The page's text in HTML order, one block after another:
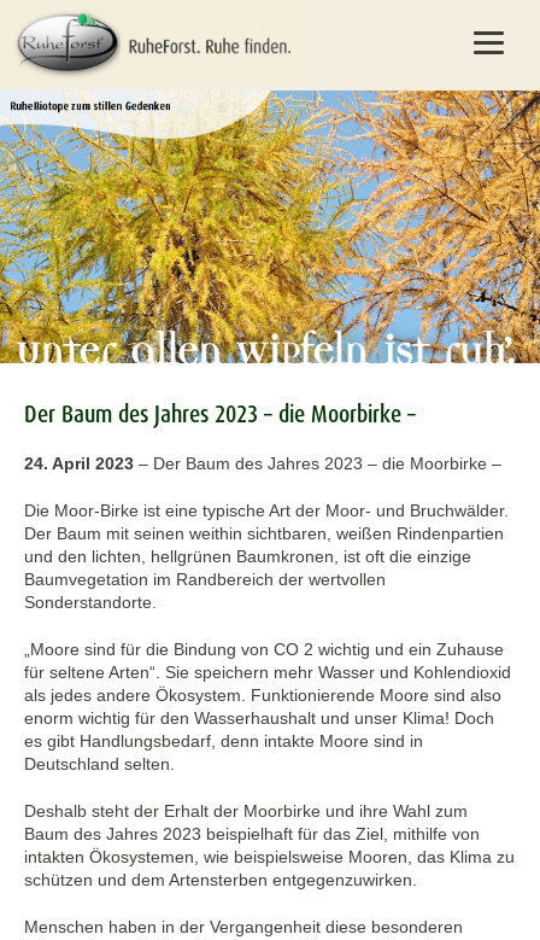
Der Baum des Jahres 2023 – die Moorbirke –
24. April 2023 – Der Baum des Jahres 2023 – die Moorbirke –
Die Moor-Birke ist eine typische Art der Moor- und Bruchwälder.
Der Baum mit seinen weithin sichtbaren, weißen Rindenpartien
und den lichten, hellgrünen Baumkronen, ist oft die einzige
Baumvegetation im Randbereich der wertvollen
Sonderstandorte.
„Moore sind für die Bindung von CO 2 wichtig und ein Zuhause
für seltene Arten“. Sie speichern mehr Wasser und Kohlendioxid
als jedes andere Ökosystem. Funktionierende Moore sind also
enorm wichtig für den Wasserhaushalt und unser Klima! Doch
es gibt Handlungsbedarf, denn intakte Moore sind in
Deutschland selten.
Deshalb steht der Erhalt der Moorbirke und ihre Wahl zum
Baum des Jahres 2023 beispielhaft für das Ziel, mithilfe von
intakten Ökosystemen, wie beispielsweise Mooren, das Klima zu
schützen und dem Artensterben entgegenzuwirken.
Menschen haben in der Vergangenheit diese besonderen